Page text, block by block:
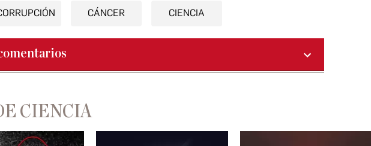
CÁNCER CIENCIA
CIENCIA